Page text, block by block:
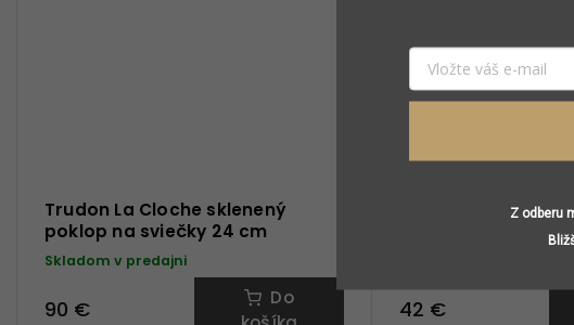
Trudon La Cloche sklenený
poklop na sviečky 24 cm
Skladom v predajni
90 €
Do
Trudon Classic
42 €
Z odberu